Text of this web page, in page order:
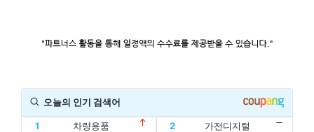
오늘의 인기 검색어
1
차량용품
2
가전디지털